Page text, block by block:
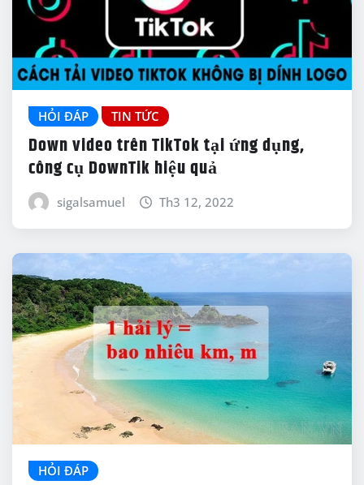
HỎI ĐÁP TIN TỨC
Down video trên TikTok tại ứng dụng,
công cụ DownTik hiệu quả
sigalsamuel Th3 12, 2022
HỎI ĐÁP